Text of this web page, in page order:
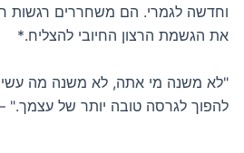
וחדשה לגמרי. הם משחררים רגשות
את הגשמת הרצון החיובי להצליח.*
"לא משנה מי אתה, לא משנה מה
להפוך לגרסה טובה יותר של עצמך."